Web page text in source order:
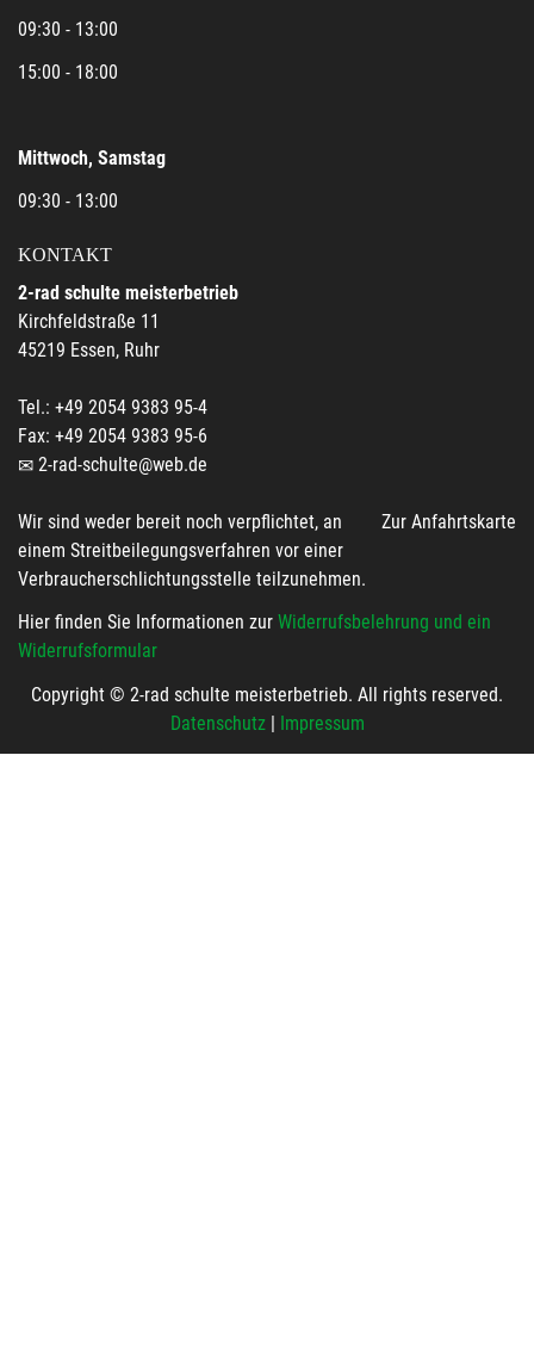
09:30 - 13:00
15:00 - 18:00
Mittwoch, Samstag
09:30 - 13:00
KONTAKT
2-rad schulte meisterbetrieb
Kirchfeldstraße 11
45219 Essen, Ruhr
Tel.: +49 2054 9383 95-4
Fax: +49 2054 9383 95-6
2-rad-schulte@web.de
Zur Anfahrtskarte
Wir sind weder bereit noch verpflichtet, an
einem Streitbeilegungsverfahren vor einer
Verbraucherschlichtungsstelle teilzunehmen.
Hier finden Sie Informationen zur Widerrufsbelehrung und ein
Widerrufsformular
Copyright © 2-rad schulte meisterbetrieb. All rights reserved.
Datenschutz| Impressum